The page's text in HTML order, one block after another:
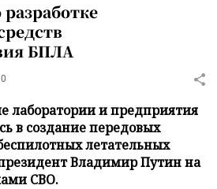
БПЛА
0
лаборатории и предприятия
в создание передовых
летательных
Владимир Путин на
СВО.